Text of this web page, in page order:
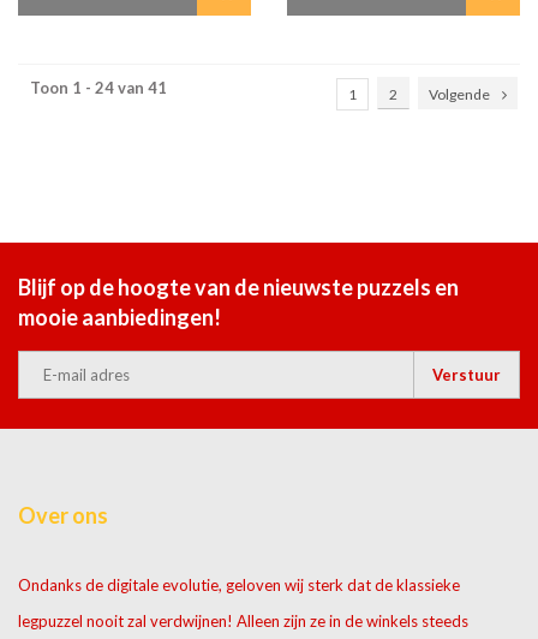
Toon 1 - 24 van 41 1 2 Volgende
Blijf op de hoogte van de nieuwste puzzels en
mooie aanbiedingen!
Verstuur
Over ons
Ondanks de digitale evolutie, geloven wij sterk dat de klassieke
legpuzzel nooit zal verdwijnen! Alleen zijn ze in de winkels steeds